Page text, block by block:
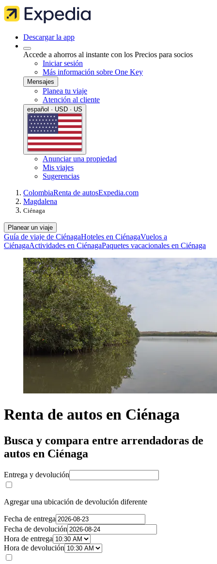
Descargar la app
Accede a ahorros al instante con los Precios para socios
Iniciar sesión
Más información sobre One Key
Mensajes
Planea tu viaje
Atención al cliente
español · USD · US
Anunciar una propiedad
Mis viajes
Sugerencias
ColombiaRenta de autosExpedia.com
Magdalena
Ciénaga
Planear un viaje
Guía de viaje de CiénagaHoteles en CiénagaVuelos a
CiénagaActividades en CiénagaPaquetes vacacionales en Ciénaga
Renta de autos en Ciénaga
Busca y compara entre arrendadoras de
autos en Ciénaga
Entrega y devolución
Agregar una ubicación de devolución diferente
Fecha de entrega
Fecha de devolución
Hora de entrega
Hora de devolución